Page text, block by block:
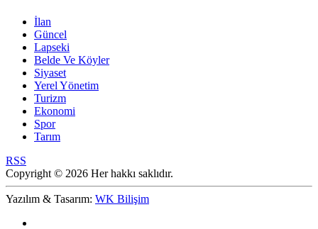
İlan
Güncel
Lapseki
Belde Ve Köyler
Siyaset
Yerel Yönetim
Turizm
Ekonomi
Spor
Tarım
RSS
Copyright © 2026 Her hakkı saklıdır.
Yazılım & Tasarım: WK Bilişim